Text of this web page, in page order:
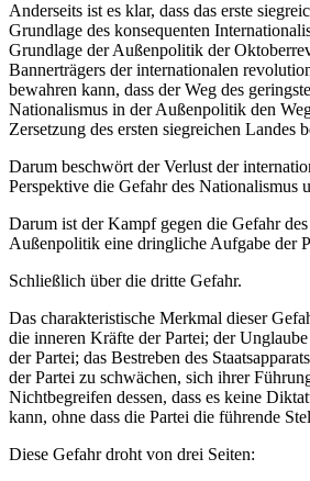
Anderseits ist es klar, dass das erste
Grundlage des konsequenten
Grundlage der Außenpolitik der
Bannerträgers der internationalen
bewahren kann, dass der Weg des
Nationalismus in der Außenpolitik den
Zersetzung des ersten siegreichen Landes
Darum beschwört der Verlust der
Perspektive die Gefahr des Nationalismus
Darum ist der Kampf gegen die Gefahr
Außenpolitik eine dringliche Aufgabe der
Schließlich über die dritte Gefahr.
Das charakteristische Merkmal dieser
die inneren Kräfte der Partei; der
der Partei; das Bestreben des
der Partei zu schwächen, sich ihrer
Nichtbegreifen dessen, dass es keine
kann, ohne dass die Partei die führende
Diese Gefahr droht von drei Seiten: